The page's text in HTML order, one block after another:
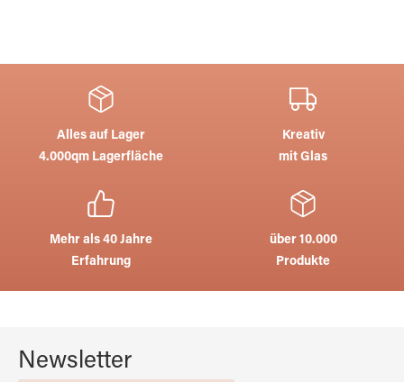
Alles auf Lager
4.000qm Lagerfläche
Kreativ
mit Glas
Mehr als 40 Jahre
Erfahrung
über 10.000
Produkte
Newsletter